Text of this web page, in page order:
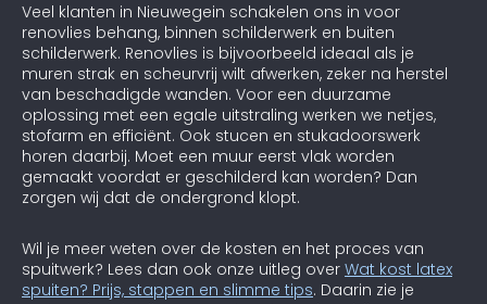
Veel klanten in Nieuwegein schakelen ons in voor
renovlies behang, binnen schilderwerk en buiten
schilderwerk. Renovlies is bijvoorbeeld ideaal als je
muren strak en scheurvrij wilt afwerken, zeker na herstel
van beschadigde wanden. Voor een duurzame
oplossing met een egale uitstraling werken we netjes,
stofarm en efficiënt. Ook stucen en stukadoorswerk
horen daarbij. Moet een muur eerst vlak worden
gemaakt voordat er geschilderd kan worden? Dan
zorgen wij dat de ondergrond klopt.
Wil je meer weten over de kosten en het proces van
spuitwerk? Lees dan ook onze uitleg over Wat kost latex
spuiten? Prijs, stappen en slimme tips. Daarin zie je